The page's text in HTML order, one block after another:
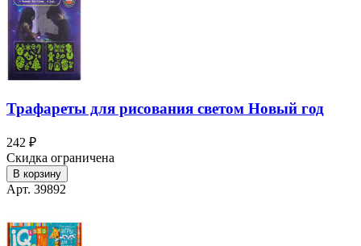
Трафареты для рисования светом Новый год
242 ₽
Скидка ограничена
В корзину
Арт. 39892